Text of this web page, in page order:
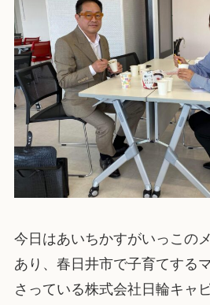
今日はあいちかすがいっこの
あり、春日井市で子育てする
さっている株式会社日輪キャ